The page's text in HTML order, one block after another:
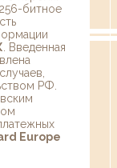
битное
. Введенная
РФ.
Europe